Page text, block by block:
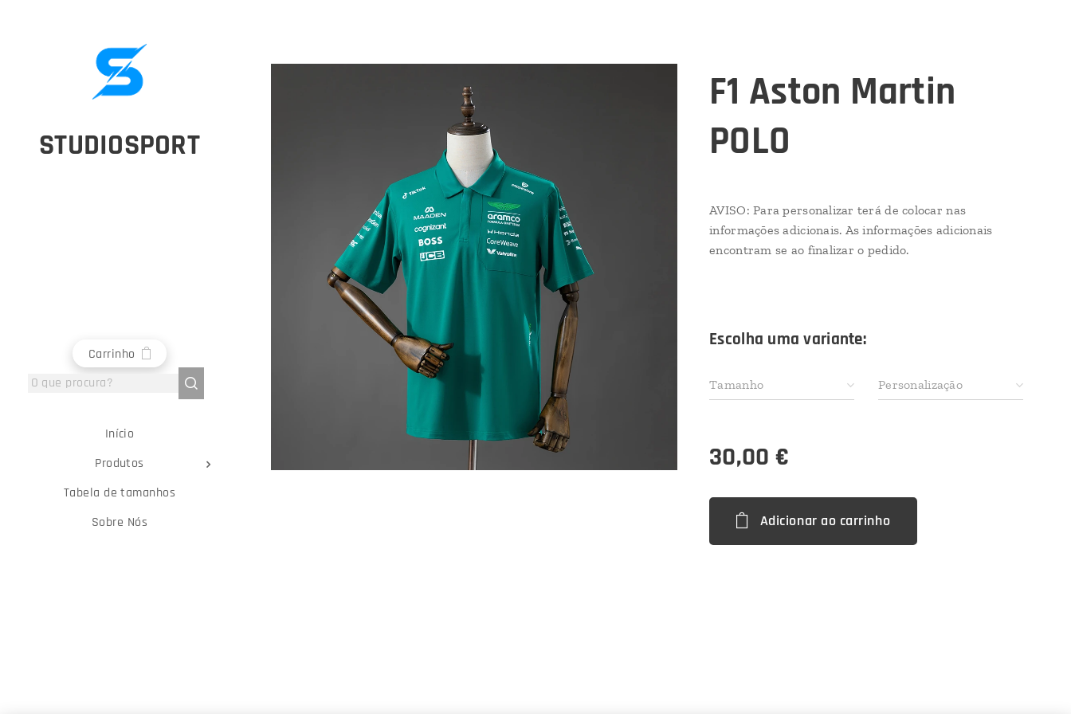
STUDIOSPORT
Carrinho
Início
Produtos
Tabela de tamanhos
Sobre Nós
F1 Aston Martin
POLO
AVISO: Para personalizar terá de colocar nas
informações adicionais. As informações adicionais
encontram se ao finalizar o pedido.
Escolha uma variante:
Tamanho Personalização
30,00 €
Adicionar ao carrinho